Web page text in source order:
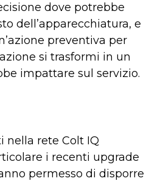
dove potrebbe
dell’apparecchiatura, e
preventiva per
si trasformi in un
impattare sul servizio.
nella rete Colt IQ
i recenti upgrade
permesso di disporre